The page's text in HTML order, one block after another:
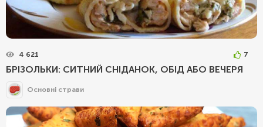
4 621 7
БРІЗОЛЬКИ: СИТНИЙ СНІДАНОК, ОБІД АБО ВЕЧЕРЯ
Основні страви